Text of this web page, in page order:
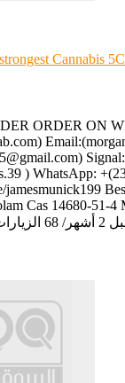
Cannabis
ORDER ON
) WhatsApp:
jamesmunick199
Cas 14680-51-4
2 أشهر / 68 الزيارات